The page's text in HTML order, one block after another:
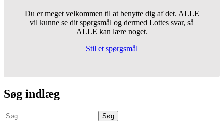
Du er meget velkommen til at benytte dig af det. ALLE
vil kunne se dit spørgsmål og dermed Lottes svar, så
ALLE kan lære noget.
Stil et spørgsmål
Søg indlæg
Søg